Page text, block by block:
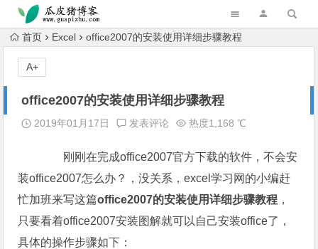
跳转到主内容
首页 Excel office2007的安装使用详细步骤教程
office2007的安装使用详细步骤教程
2019年01月17日 发表评论 热度1,168 ℃
刚刚在完成office2007官方下载的软件，不会安
装office2007怎么办？，没关系，excel学习网的小编赶
忙加班来写这篇office2007的安装使用详细步骤教程 ，
只要看着office2007安装图解就可以自己安装office了，
具体的操作步骤如下：
A+